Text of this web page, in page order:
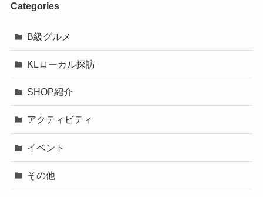
Categories
B級グルメ
KLローカル探訪
SHOP紹介
アクティビティ
イベント
その他